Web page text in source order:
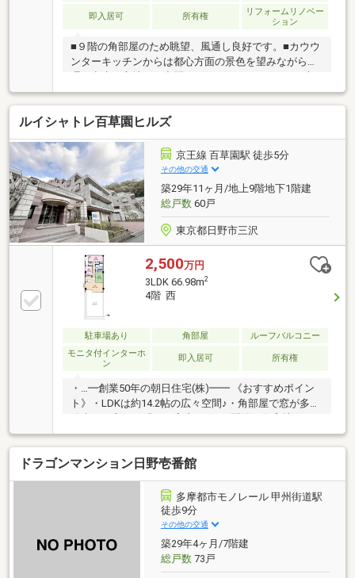
即入居可 所有権
リフォームリノベー
ション
■９階の角部屋のため眺望、風通し良好です。■カウウ
ンターキッチンからは都心方面の景色を望みながら調
理が出来る心地よい空間です。■リノベーション工事
も完了し、とっても綺麗に仕上がっています！■食洗
器付き■エアコン１台付
ルイシャトレ百草園ヒルズ
京王線 百草園駅 徒歩5分
その他の交通
築29年11ヶ月/地上9階地下1階建
総戸数60戸
東京都日野市三沢
2,500万円
3LDK 66.98m2
4階 西
駐車場あり 角部屋
ルーフバルコニー
モニタ付インターホ
ン
即入居可 所有権
・…━創業50年の朝日住宅(株)━━ 《おすすめポイン
ト》・LDKは約14.2帖の広々空間♪・角部屋で窓が多く
陽当たり良好で明るい室内です♪・閑静な住宅地での
んびりスローライフを♪・徒歩圏内にスーパーがあり
住環境良好・お風呂は追炊き機能♪・約47.44平米のル
ーフバルコニー付き♪ガーデニングなどお楽しみかた
無限大♪・高台のためルーフバルコニーから眺望良好
♪・リフォームや住宅ローンのご相談も承りま
す！！ お気軽にお問い合わせください
♪━━━━━━━━━━━━━・‥…
ドラゴンマンション日野壱番館
多摩都市モノレール 甲州街道駅
徒歩9分
その他の交通
築29年4ヶ月/7階建
総戸数73戸